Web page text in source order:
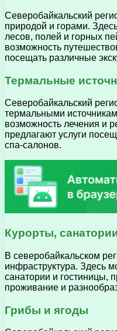
Северобайкальский
природой и горами.
лесов, полей и горных
возможность
посещать различные
Термальные
Северобайкальский
термальными
возможность лечения и
предлагают услуги
спа-салонов.
Курорты,
В северобайкальском
инфраструктура. Здесь
санатории и гостиницы,
проживание и
Грибы и ягоды